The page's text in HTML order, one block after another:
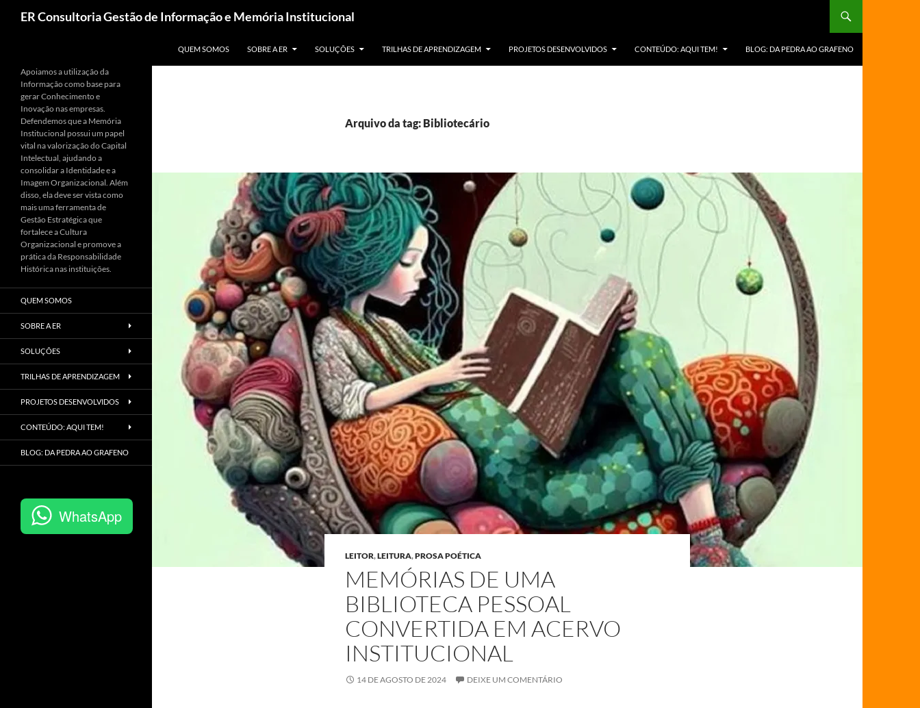
ER Consultoria Gestão de Informação e Memória Institucional
QUEM SOMOS
SOBRE A ER SOLUÇÕES TRILHAS DE APRENDIZAGEM PROJETOS DESENVOLVIDOS CONTEÚDO: AQUI TEM! BLOG: DA PEDRA AO GRAFENO
Arquivo da tag: Bibliotecário
LEITOR,LEITURA,PROSA POÉTICA
MEMÓRIAS DE UMA
BIBLIOTECA PESSOAL
CONVERTIDA EM ACERVO
INSTITUCIONAL
14 DE AGOSTO DE 2024 DEIXE UM COMENTÁRIO
Apoiamos a utilização da
Informação como base para
gerar Conhecimento e
Inovação nas empresas.
Defendemos que a Memória
Institucional possui um papel
vital na valorização do Capital
Intelectual, ajudando a
consolidar a Identidade e a
Imagem Organizacional. Além
disso, ela deve ser vista como
mais uma ferramenta de
Gestão Estratégica que
fortalece a Cultura
Organizacional e promove a
prática da Responsabilidade
Histórica nas instituições.
QUEM SOMOS
SOBRE A ER
SOLUÇÕES
TRILHAS DE APRENDIZAGEM
PROJETOS DESENVOLVIDOS
CONTEÚDO: AQUI TEM!
BLOG: DA PEDRA AO GRAFENO
WhatsApp